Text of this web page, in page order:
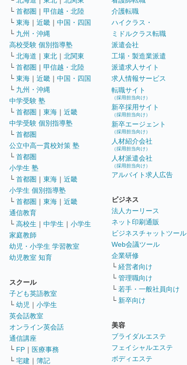
└ 首都圏 ｜ 甲信越・北陸
└ 東海 ｜ 近畿 ｜ 中国・四国
└ 九州・沖縄
高校受験 個別指導塾
└ 北海道 ｜ 東北 ｜ 北関東
└ 首都圏 ｜ 甲信越・北陸
└ 東海 ｜ 近畿 ｜ 中国・四国
└ 九州・沖縄
中学受験 塾
└ 首都圏 ｜ 東海 ｜ 近畿
中学受験 個別指導塾
└ 首都圏
公立中高一貫校対策 塾
└ 首都圏
小学生 塾
└ 首都圏 ｜ 東海 ｜ 近畿
小学生 個別指導塾
└ 首都圏 ｜ 東海 ｜ 近畿
通信教育
└ 高校生 ｜ 中学生 ｜ 小学生
家庭教師
幼児・小学生 学習教室
幼児教室 知育
スクール
子ども英語教室
└ 幼児 ｜ 小学生
英会話教室
オンライン英会話
通信講座
└ FP ｜ 医療事務
└ 宅建 ｜ 簿記
介護転職
ハイクラス・
ミドルクラス転職
派遣会社
工場・製造業派遣
派遣求人サイト
求人情報サービス
転職サイト
（採用担当向け）
新卒採用サイト
（採用担当向け）
新卒エージェント
（採用担当向け）
人材紹介会社
（採用担当向け）
人材派遣会社
（採用担当向け）
アルバイト求人広告
ビジネス
法人カーリース
ネット印刷通販
ビジネスチャットツール
Web会議ツール
企業研修
└ 経営者向け
└ 管理職向け
└ 若手・一般社員向け
└ 新卒向け
美容
ブライダルエステ
フェイシャルエステ
ボディエステ